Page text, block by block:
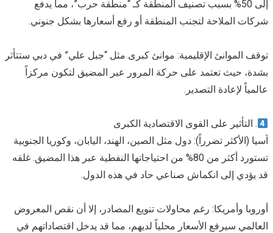
إلى 50% بسبب تصنيف المنطقة كـ “منطقة حرب”، مما يدفع
شركات الملاحة لتجنب المنطقة أو رفع أسعارها بشكل جنوني.
توقف الموانئ الإقليمية: موانئ كبرى مثل “جبل علي” في دبي ستتأثر
بشدة، حيث تعتمد على حركة المرور عبر المضيق لتكون مركزاً
عالمياً لإعادة التصدير.
. التأثير على القوى الاقتصادية الكبرى
آسيا (الأكثر تضرراً): دول مثل الصين، الهند، اليابان، وكوريا الجنوبية
تستورد أكثر من 80% من احتياجاتها النفطية عبر هذا المضيق. غلقه
قد يؤدي إلى انكماش صناعي حاد في هذه الدول.
أوروبا وأمريكا: رغم محاولات تنويع المصادر، إلا أن نقص المعروض
العالمي سيرفع الأسعار محلياً لديهم، مما قد يدخل اقتصاداتهم في